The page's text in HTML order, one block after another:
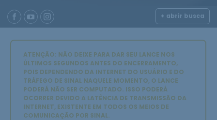
+ abrir busca
ATENÇÃO: NÃO DEIXE PARA DAR SEU LANCE NOS
ÚLTIMOS SEGUNDOS ANTES DO ENCERRAMENTO,
POIS DEPENDENDO DA INTERNET DO USUÁRIO E DO
TRÁFEGO DE SINAL NAQUELE MOMENTO, O LANCE
PODERÁ NÃO SER COMPUTADO. ISSO PODERÁ
OCORRER DEVIDO A LATÊNCIA DE TRANSMISSÃO DA
INTERNET, EXISTENTE EM TODOS OS MEIOS DE
COMUNICAÇÃO POR SINAL.